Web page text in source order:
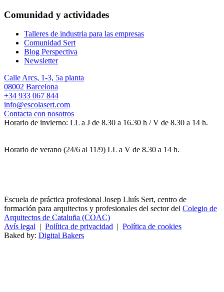
Comunidad y actividades
Talleres de industria para las empresas
Comunidad Sert
Blog Perspectiva
Newsletter
Calle Arcs, 1-3, 5a planta
08002 Barcelona
+34 933 067 844
info@escolasert.com
Contacta con nosotros
Horario de invierno: LL a J de 8.30 a 16.30 h / V de 8.30 a 14 h.
Horario de verano (24/6 al 11/9) LL a V de 8.30 a 14 h.
Escuela de práctica profesional Josep Lluís Sert, centro de
formación para arquitectos y profesionales del sector del Colegio de
Arquitectos de Cataluña (COAC)
Avís legal | Política de privacidad | Política de cookies
Baked by: Digital Bakers